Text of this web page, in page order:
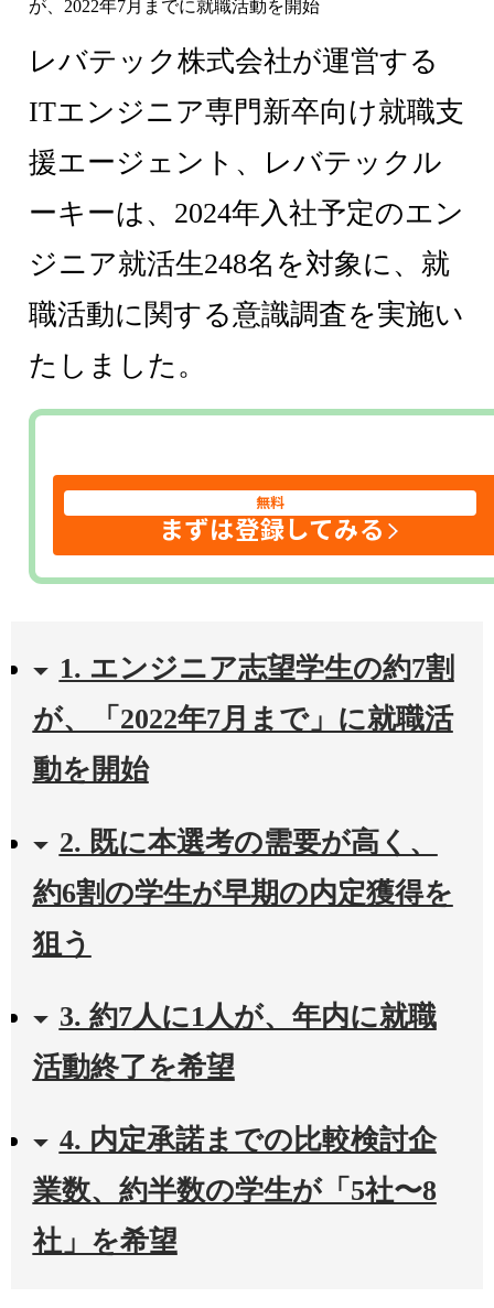
レバテック株式会社が運営する
ITエンジニア専門新卒向け就職支
援エージェント、レバテックル
ーキーは、2024年入社予定のエン
ジニア就活生248名を対象に、就
職活動に関する意識調査を実施い
たしました。
無料
まずは登録してみる
1. エンジニア志望学生の約7割
が、「2022年7月まで」に就職活
動を開始
2. 既に本選考の需要が高く、
約6割の学生が早期の内定獲得を
狙う
3. 約7人に1人が、年内に就職
活動終了を希望
4. 内定承諾までの比較検討企
業数、約半数の学生が「5社〜8
社」を希望